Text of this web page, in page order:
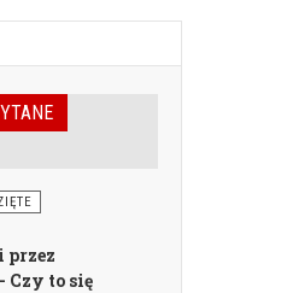
przez
Czy to się